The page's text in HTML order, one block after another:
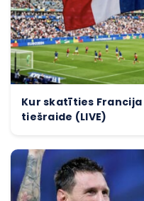
Kur skatīties Francija
tiešraide (LIVE)